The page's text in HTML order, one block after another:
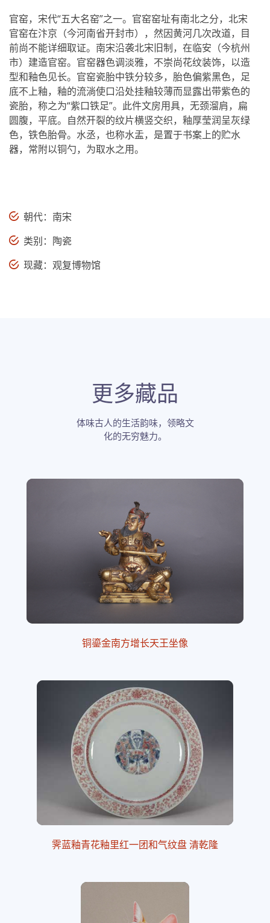
官窑，宋代“五大名窑”之一。官窑窑址有南北之分，北宋
官窑在汴京（今河南省开封市），然因黄河几次改道，目
前尚不能详细取证。南宋沿袭北宋旧制，在临安（今杭州
市）建造官窑。官窑器色调淡雅，不崇尚花纹装饰，以造
型和釉色见长。官窑瓷胎中铁分较多，胎色偏紫黑色，足
底不上釉，釉的流淌使口沿处挂釉较薄而显露出带紫色的
瓷胎，称之为“紫口铁足”。此件文房用具，无颈溜肩，扁
圆腹，平底。自然开裂的纹片横竖交织，釉厚莹润呈灰绿
色，铁色胎骨。水丞，也称水盂，是置于书案上的贮水
器，常附以铜勺，为取水之用。
朝代：南宋
类别：陶瓷
现藏：观复博物馆
更多藏品
体味古人的生活韵味，领略文
化的无穷魅力。
铜鎏金南方增长天王坐像
霁蓝釉青花釉里红一团和气纹盘 清乾隆